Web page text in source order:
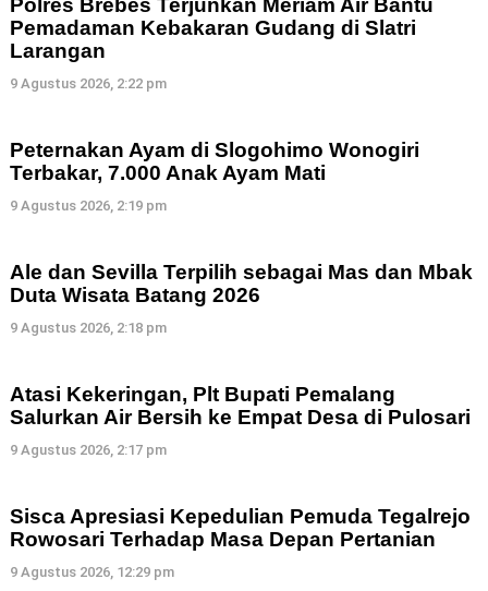
Polres Brebes Terjunkan Meriam Air Bantu
Pemadaman Kebakaran Gudang di Slatri
Larangan
9 Agustus 2026, 2:22 pm
Peternakan Ayam di Slogohimo Wonogiri
Terbakar, 7.000 Anak Ayam Mati
9 Agustus 2026, 2:19 pm
Ale dan Sevilla Terpilih sebagai Mas dan Mbak
Duta Wisata Batang 2026
9 Agustus 2026, 2:18 pm
Atasi Kekeringan, Plt Bupati Pemalang
Salurkan Air Bersih ke Empat Desa di Pulosari
9 Agustus 2026, 2:17 pm
Sisca Apresiasi Kepedulian Pemuda Tegalrejo
Rowosari Terhadap Masa Depan Pertanian
9 Agustus 2026, 12:29 pm